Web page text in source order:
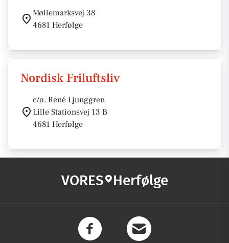
Møllemarksvej 38
4681 Herfølge
Nordisk Friluftsliv
c/o. René Ljunggren
Lille Stationsvej 13 B
4681 Herfølge
VORES Herfølge